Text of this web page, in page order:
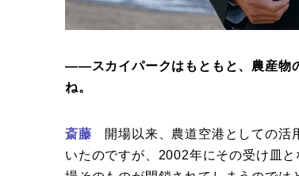
――スカイパークはもともと、農産物
ね。
斎藤 開場以来、農道空港としての活
いたのですが、2002年にその受け皿